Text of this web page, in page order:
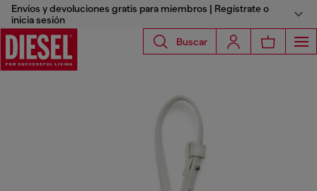
Envíos y devoluciones gratis para miembros | Regístrate o
inicia sesión
Buscar